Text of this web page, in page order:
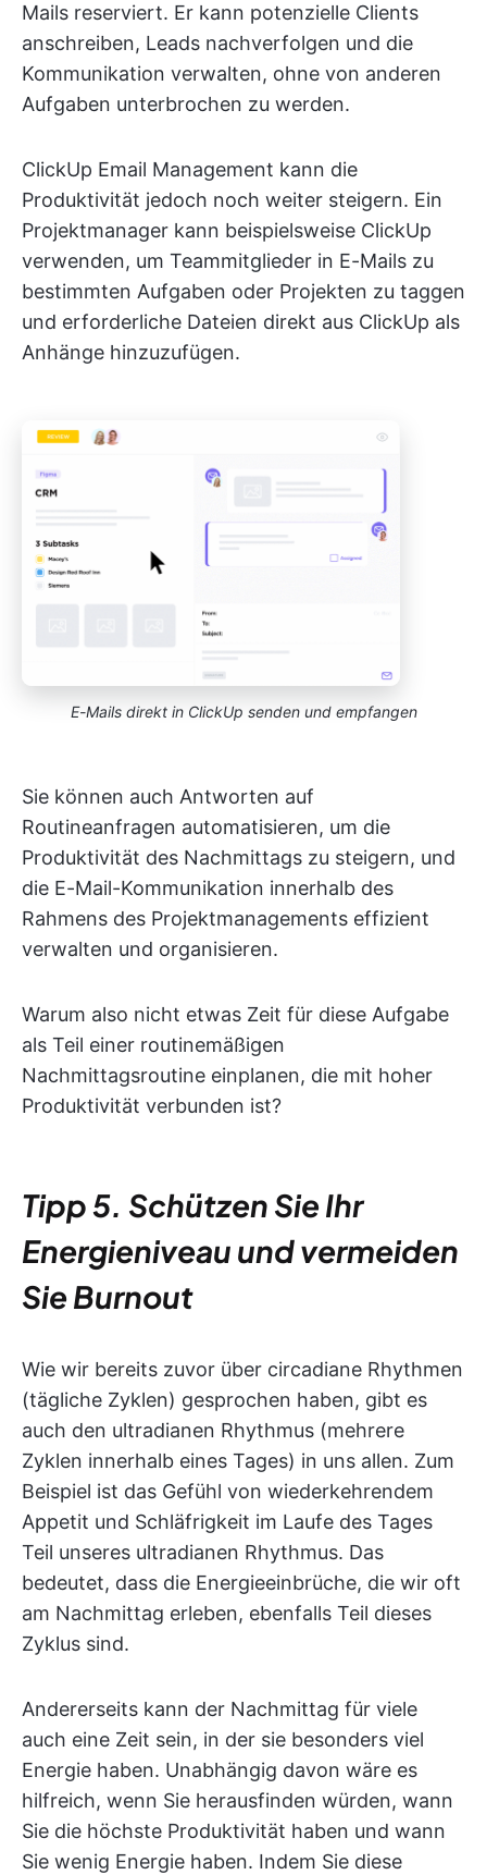
Mails reserviert. Er kann potenzielle Clients
anschreiben, Leads nachverfolgen und die
Kommunikation verwalten, ohne von anderen
Aufgaben unterbrochen zu werden.
ClickUp Email Management kann die
Produktivität jedoch noch weiter steigern. Ein
Projektmanager kann beispielsweise ClickUp
verwenden, um Teammitglieder in E-Mails zu
bestimmten Aufgaben oder Projekten zu taggen
und erforderliche Dateien direkt aus ClickUp als
Anhänge hinzuzufügen.
E-Mails direkt in ClickUp senden und empfangen
Sie können auch Antworten auf
Routineanfragen automatisieren, um die
Produktivität des Nachmittags zu steigern, und
die E-Mail-Kommunikation innerhalb des
Rahmens des Projektmanagements effizient
verwalten und organisieren.
Warum also nicht etwas Zeit für diese Aufgabe
als Teil einer routinemäßigen
Nachmittagsroutine einplanen, die mit hoher
Produktivität verbunden ist?
Tipp 5. Schützen Sie Ihr
Energieniveau und vermeiden
Sie Burnout
Wie wir bereits zuvor über circadiane Rhythmen
(tägliche Zyklen) gesprochen haben, gibt es
auch den ultradianen Rhythmus (mehrere
Zyklen innerhalb eines Tages) in uns allen. Zum
Beispiel ist das Gefühl von wiederkehrendem
Appetit und Schläfrigkeit im Laufe des Tages
Teil unseres ultradianen Rhythmus. Das
bedeutet, dass die Energieeinbrüche, die wir oft
am Nachmittag erleben, ebenfalls Teil dieses
Zyklus sind.
Andererseits kann der Nachmittag für viele
auch eine Zeit sein, in der sie besonders viel
Energie haben. Unabhängig davon wäre es
hilfreich, wenn Sie herausfinden würden, wann
Sie die höchste Produktivität haben und wann
Sie wenig Energie haben. Indem Sie diese